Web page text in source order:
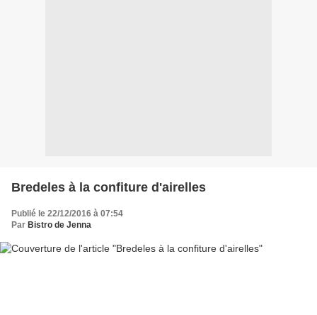
Bredeles à la confiture d'airelles
Publié le 22/12/2016 à 07:54
Par Bistro de Jenna